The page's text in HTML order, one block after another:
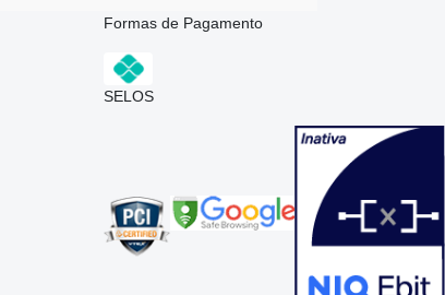
Formas de Pagamento
SELOS